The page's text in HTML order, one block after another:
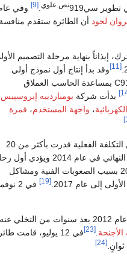
تطوير سي919 نص علوي [9]
وفي
لحود أن الطائرة ستقدم منافسة
إيذاناً بنهاية مرحلة التصميم
[11]
وقد بدأ إنتاج أول نموذج أولي
بدأت شركة بومباردييه إيروسپيس
، واجهة المستخدم، قمرة
وقد أُعلن على أن ميزانية التطوير 58 مليار يوان (9.5 مليار دولار) لكن التكلفة الفعلية قدرت بأكثر من 20
كان من المتوقع أن يكتمل النموذج الأولي الأول التجميع النهائي في عام 2014
ومع ذلك، تأخر التسليم مرة أخرى حتى عام 2018 بسبب الصعوبات الفنية ومشاكل
[19]
الذي اكتمل في عام 2012 بعد
الأجنحة [23] في 12 يوليو، قامت طائرة الاختبار الثابتة بمحاكاة مناورة 2.5 جرام بنسبة مع
[24]